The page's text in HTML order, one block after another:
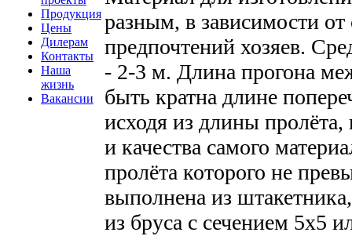
Продукция
Цены
Дилерам
Контакты
Наша
жизнь
Вакансии
разным, в зависимости от
предпочтений хозяев.
- 2-3 м. Длина прогона
быть кратна длине
исходя из длины
и качества самого
пролёта которого не
выполнена из
из бруса с сечением 5x5